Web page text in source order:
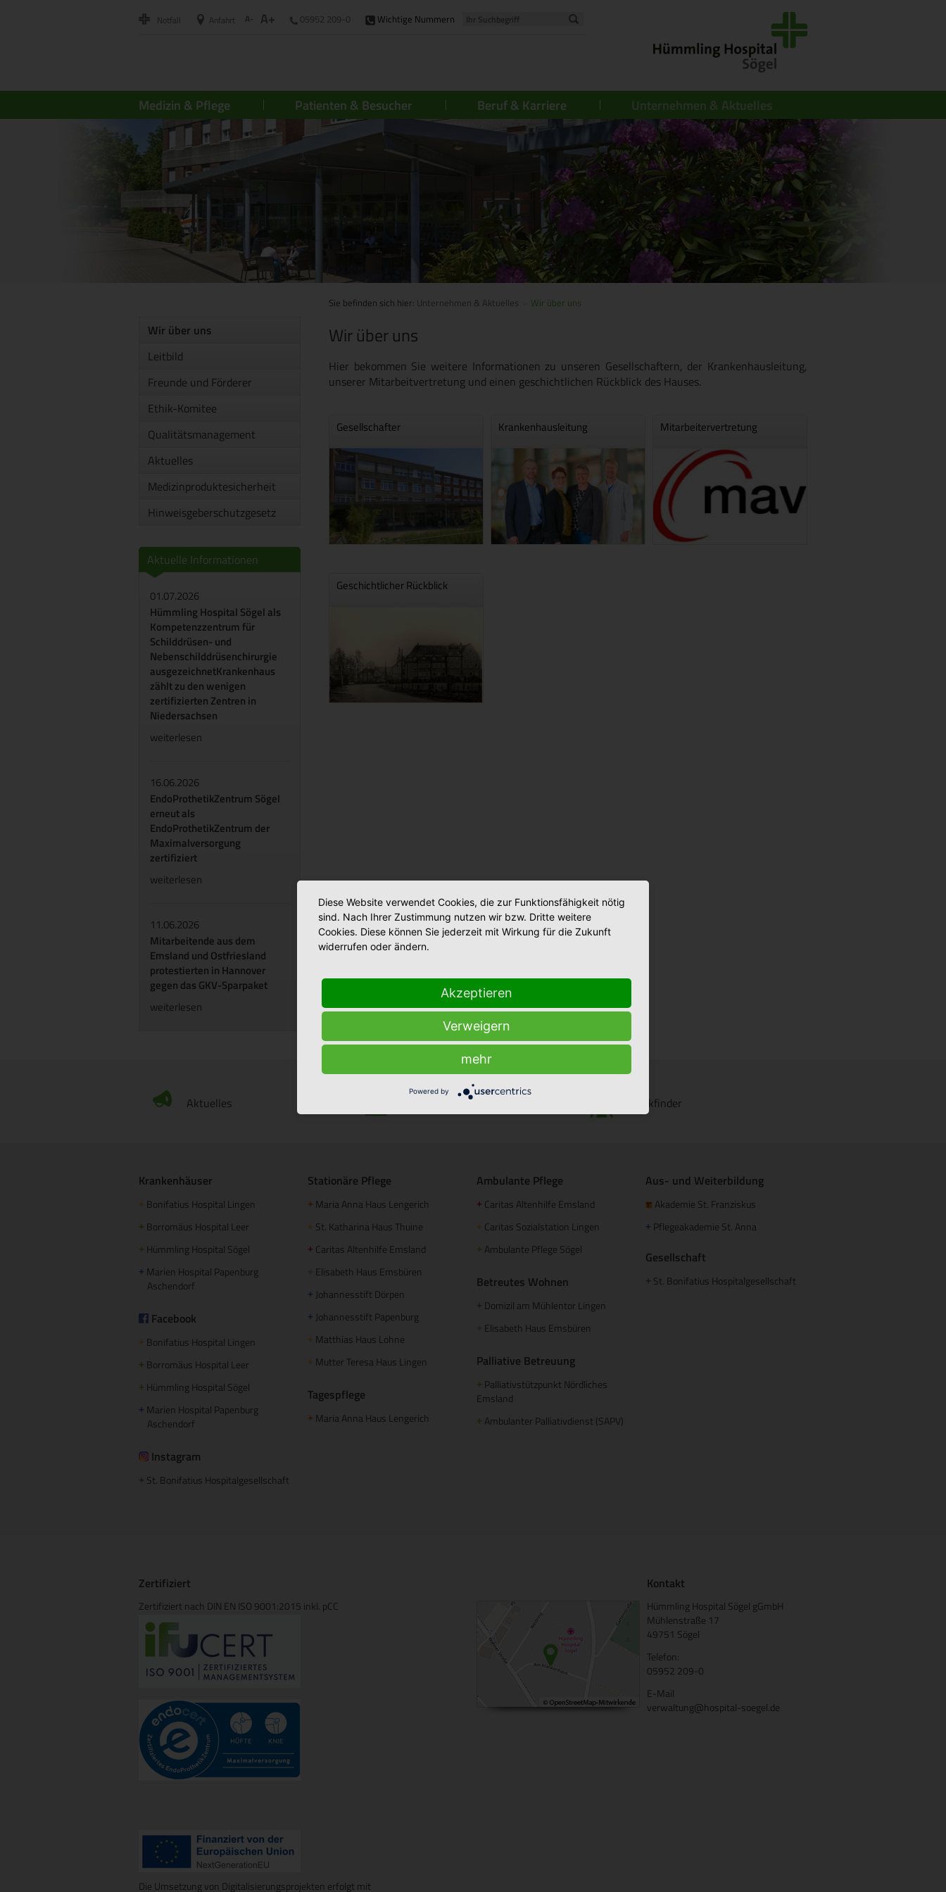
Notfall Anfahrt A- A+ 05952 209-0 Wichtige Nummern
Medizin & Pflege Patienten & Besucher Beruf & Karriere Unternehmen & Aktuelles
Sie befinden sich hier: Unternehmen & Aktuelles Wir über uns
Wir über uns
Leitbild
Freunde und Förderer
Ethik-Komitee
Qualitätsmanagement
Aktuelles
Medizinproduktesicherheit
Hinweisgeberschutzgesetz
Aktuelle Informationen
01.07.2026
Hümmling Hospital Sögel als
Kompetenzzentrum für
Schilddrüsen- und
Nebenschilddrüsenchirurgie
ausgezeichnetKrankenhaus
zählt zu den wenigen
zertifizierten Zentren in
Niedersachsen
weiterlesen
16.06.2026
EndoProthetikZentrum Sögel
erneut als
EndoProthetikZentrum der
Maximalversorgung
zertifiziert
weiterlesen
11.06.2026
Mitarbeitende aus dem
Emsland und Ostfriesland
protestierten in Hannover
gegen das GKV-Sparpaket
weiterlesen
Wir über uns
Hier bekommen Sie weitere Informationen zu unseren Gesellschaftern, der Krankenhausleitung,
unserer Mitarbeitvertretung und einen geschichtlichen Rückblick des Hauses.
Gesellschafter Krankenhausleitung Mitarbeitervertretung
Geschichtlicher Rückblick
Aktuelles Klinikfinder
Krankenhäuser
+ Bonifatius Hospital Lingen
+ Borromäus Hospital Leer
+ Hümmling Hospital Sögel
+ Marien Hospital Papenburg
Aschendorf
Facebook
+ Bonifatius Hospital Lingen
+ Borromäus Hospital Leer
+ Hümmling Hospital Sögel
+ Marien Hospital Papenburg
Aschendorf
Instagram
St. Bonifatius Hospitalgesellschaft
Stationäre Pflege
+ Maria Anna Haus Lengerich
+ St. Katharina Haus Thuine
+ Caritas Altenhilfe Emsland
Elisabeth Haus Emsbüren
+ Johannesstift Dörpen
+ Johannesstift Papenburg
+ Matthias Haus Lohne
+ Mutter Teresa Haus Lingen
Tagespflege
+ Maria Anna Haus Lengerich
Ambulante Pflege
+ Caritas Altenhilfe Emsland
+ Caritas Sozialstation Lingen
+ Ambulante Pflege Sögel
Betreutes Wohnen
Domizil am Mühlentor Lingen
Elisabeth Haus Emsbüren
Palliative Betreuung
+ Palliativstützpunkt Nördliches
Emsland
+ Ambulanter Palliativdienst (SAPV)
Aus- und Weiterbildung
Akademie St. Franziskus
+ Pflegeakademie St. Anna
Gesellschaft
St. Bonifatius Hospitalgesellschaft
Zertifiziert
Zertifiziert nach DIN EN ISO 9001:2015 inkl. pCC
Die Umsetzung von Digitalisierungsprojekten erfolgt mit
Kontakt
Hümmling Hospital Sögel gGmbH
Mühlenstraße 17
49751 Sögel
Telefon:
05952 209-0
E-Mail
verwaltung@hospital-soegel.de
Diese Website verwendet Cookies, die zur Funktionsfähigkeit nötig
sind. Nach Ihrer Zustimmung nutzen wir bzw. Dritte weitere
Cookies. Diese können Sie jederzeit mit Wirkung für die Zukunft
widerrufen oder ändern.
Akzeptieren
Verweigern
mehr
Powered by